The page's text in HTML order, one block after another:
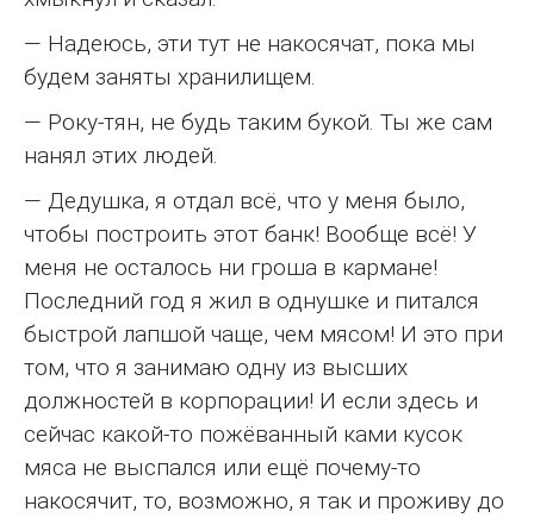
— Надеюсь, эти тут не накосячат, пока мы
будем заняты хранилищем.
— Року-тян, не будь таким букой. Ты же сам
нанял этих людей.
— Дедушка, я отдал всё, что у меня было,
чтобы построить этот банк! Вообще всё! У
меня не осталось ни гроша в кармане!
Последний год я жил в однушке и питался
быстрой лапшой чаще, чем мясом! И это при
том, что я занимаю одну из высших
должностей в корпорации! И если здесь и
сейчас какой-то пожёванный ками кусок
мяса не выспался или ещё почему-то
накосячит, то, возможно, я так и проживу до